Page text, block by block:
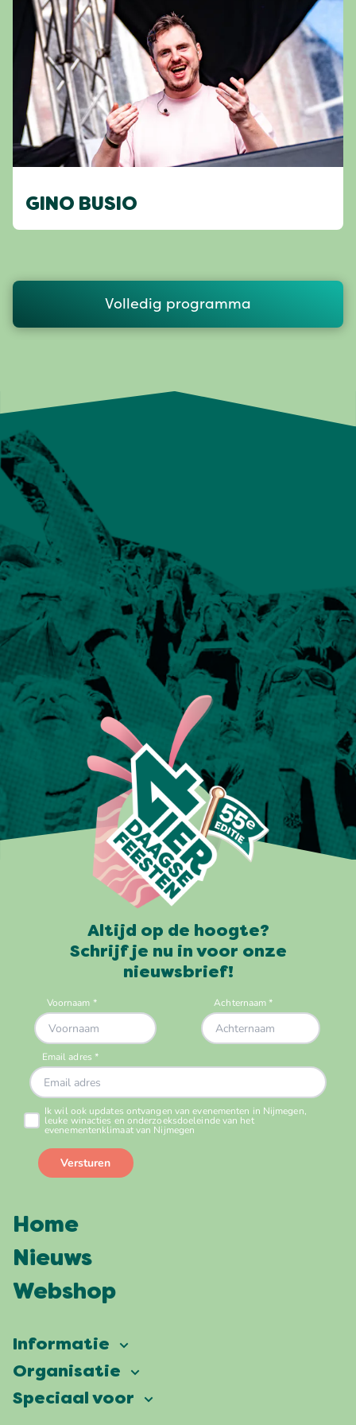
GINO BUSIO
Volledig programma
Altijd op de hoogte?
Schrijf je nu in voor onze
nieuwsbrief!
Home
Nieuws
Webshop
Informatie
Vierdaagsefeesten
Veelgestelde vragen
Organisatie
Onze ambitie
Speciaal voor